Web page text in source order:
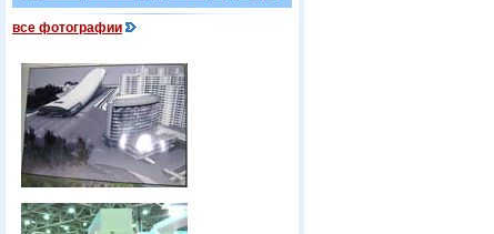
все фотографии